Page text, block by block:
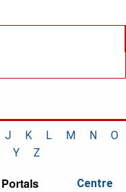
J K L M N
O
Y Z
Portals Centre